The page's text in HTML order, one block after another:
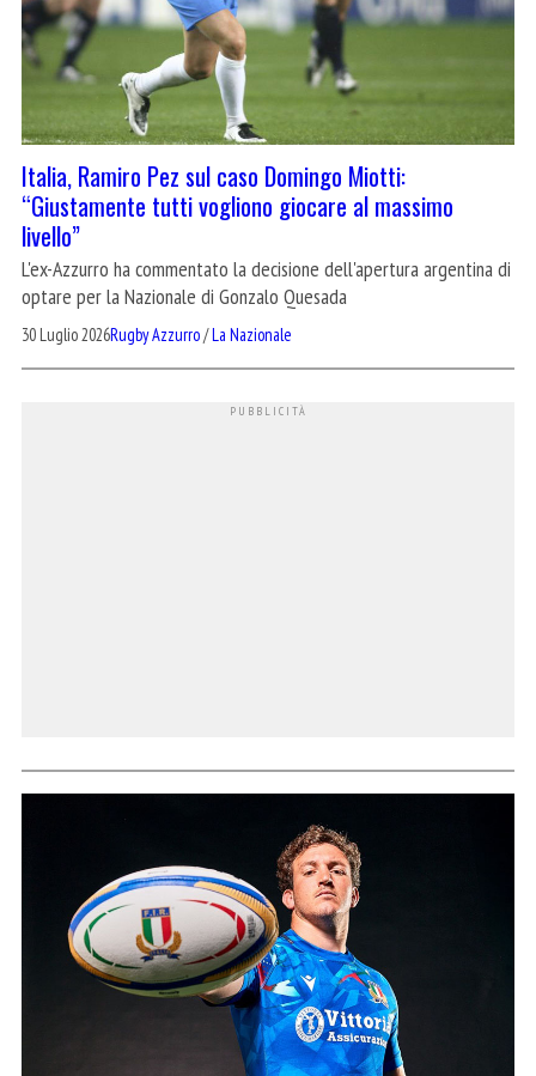
Italia, Ramiro Pez sul caso Domingo Miotti:
“Giustamente tutti vogliono giocare al massimo
livello”
L'ex-Azzurro ha commentato la decisione dell'apertura argentina di
optare per la Nazionale di Gonzalo Quesada
30 Luglio 2026Rugby Azzurro/La Nazionale